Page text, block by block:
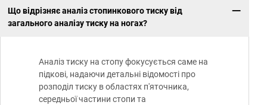
Що відрізняє аналіз стопинкового тиску від
загального аналізу тиску на ногах?
Аналіз тиску на стопу фокусується саме на
підкові, надаючи детальні відомості про
розподіл тиску в областях п'яточника,
середньої частини стопи та